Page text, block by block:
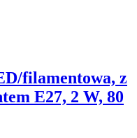
filamentowa, z
E27, 2 W, 80